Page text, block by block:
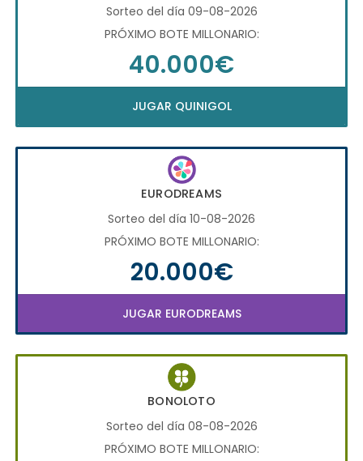
Sorteo del día 09-08-2026
PRÓXIMO BOTE MILLONARIO:
40.000€
JUGAR QUINIGOL
EURODREAMS
Sorteo del día 10-08-2026
PRÓXIMO BOTE MILLONARIO:
20.000€
JUGAR EURODREAMS
BONOLOTO
Sorteo del día 08-08-2026
PRÓXIMO BOTE MILLONARIO: